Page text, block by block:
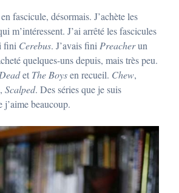
fascicule, désormais. J’achète les
m’intéressent. J’ai arrêté les fascicules
fini Cerebus. J’avais finiPreacherun
quelques-uns depuis, mais très peu.
et The Boysen recueil. Chew,
, Scalped. Des séries que je suis
j’aime beaucoup.